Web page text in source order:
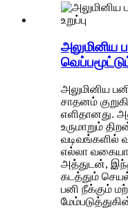
அலுமினிய
அலுமினிய
சாதனம்
எளிதானது.
உருமாறும்
வடிவங்களில்
எல்லா
அத்துடன்,
கடத்தும்
பனி நீக்கும்